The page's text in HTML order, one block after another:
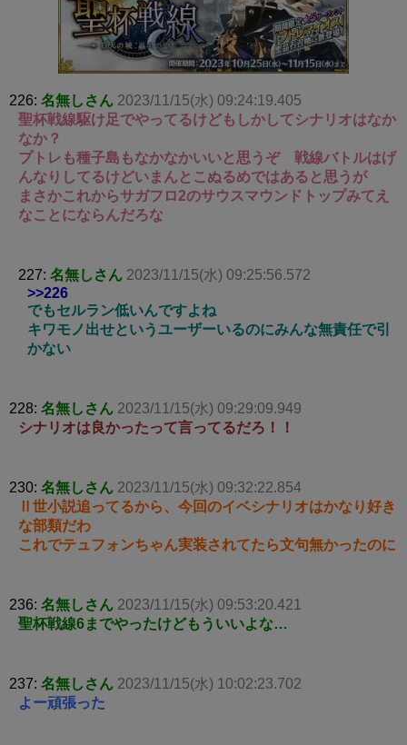
226: 名無しさん 2023/11/15(水) 09:24:19.405
聖杯戦線駆け足でやってるけどもしかしてシナリオはなか
なか？
プトレも種子島もなかなかいいと思うぞ 戦線バトルはげ
んなりしてるけどいまんとこぬるめではあると思うが
まさかこれからサガフロ2のサウスマウンドトップみてえ
なことにならんだろな
227: 名無しさん 2023/11/15(水) 09:25:56.572
>>226
でもセルラン低いんですよね
キワモノ出せというユーザーいるのにみんな無責任で引
かない
228: 名無しさん 2023/11/15(水) 09:29:09.949
シナリオは良かったって言ってるだろ！！
230: 名無しさん 2023/11/15(水) 09:32:22.854
Ⅱ世小説追ってるから、今回のイベシナリオはかなり好き
な部類だわ
これでテュフォンちゃん実装されてたら文句無かったのに
236: 名無しさん 2023/11/15(水) 09:53:20.421
聖杯戦線6までやったけどもういいよな…
237: 名無しさん 2023/11/15(水) 10:02:23.702
よー頑張った